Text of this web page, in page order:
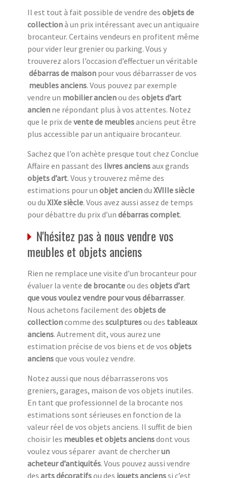
Il est tout à fait possible de vendre des objets de
collectionà un prix intéressant avec un antiquaire
brocanteur. Certains vendeurs en profitent même
pour vider leur grenier ou parking. Vous y
trouverez alors l’occasion d’effectuer un véritable
débarras de maison pour vous débarrasser de vos
meubles anciens. Vous pouvez par exemple
vendre un mobilier ancienou des objets d’art
ancien ne répondant plus à vos attentes. Notez
que le prix de vente de meublesanciens peut être
plus accessible par un antiquaire brocanteur.
Sachez que l’on achète presque tout chez Conclue
Affaire en passant des livres anciensaux grands
objets d’art. Vous y trouverez même des
estimations pour un objet anciendu XVIIIe siècle
ou du XIXe siècle. Vous avez aussi assez de temps
pour débattre du prix d’un débarras complet.
N'hésitez pas à nous vendre vos
meubles et objets anciens
Rien ne remplace une visite d’un brocanteur pour
évaluer la vente de brocanteou des objets d’art
que vous voulez vendre pour vous débarrasser.
Nous achetons facilement des objets de
collectioncomme des sculpturesou des tableaux
anciens. Autrement dit, vous aurez une
estimation précise de vos biens et de vos objets
anciensque vous voulez vendre.
Notez aussi que nous débarrasserons vos
greniers, garages, maison de vos objets inutiles.
En tant que professionnel de la brocante nos
estimations sont sérieuses en fonction de la
valeur réel de vos objets anciens. Il suffit de bien
choisir les meubles et objets anciensdont vous
voulez vous séparer avant de chercherun
acheteur d’antiquités. Vous pouvez aussi vendre
des arts décoratifsou des jouets ancienssi c’est